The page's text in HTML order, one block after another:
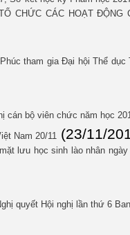
CHỨC CÁC HOẠT
tham gia Đại hội Thể
cán bộ viên chức năm học
Nam 20/11 (23/11/
lưu học sinh lào nhân
quyết Hội nghị lần thứ 6